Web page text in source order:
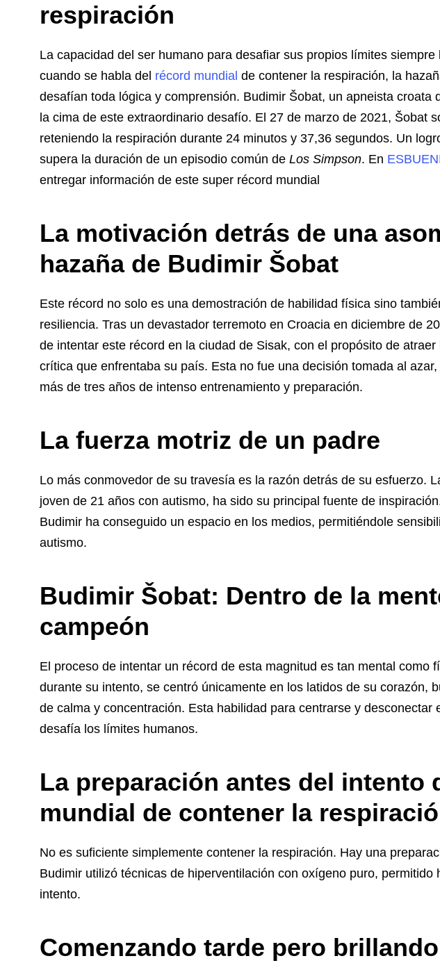
respiración
La capacidad del ser humano para desafiar sus propios límites
cuando se habla del récord mundial de contener la respiración, la
desafían toda lógica y comprensión. Budimir Šobat, un apneista croata
la cima de este extraordinario desafío. El 27 de marzo de 2021, Šobat
reteniendo la respiración durante 24 minutos y 37,36 segundos. Un
supera la duración de un episodio común de Los Simpson. En
entregar información de este super récord mundial
La motivación detrás de una
hazaña de Budimir Šobat
Este récord no solo es una demostración de habilidad física sino
resiliencia. Tras un devastador terremoto en Croacia en diciembre de
de intentar este récord en la ciudad de Sisak, con el propósito de
crítica que enfrentaba su país. Esta no fue una decisión tomada al
más de tres años de intenso entrenamiento y preparación.
La fuerza motriz de un padre
Lo más conmovedor de su travesía es la razón detrás de su esfuerzo.
joven de 21 años con autismo, ha sido su principal fuente de
Budimir ha conseguido un espacio en los medios, permitiéndole
autismo.
Budimir Šobat: Dentro de la
campeón
El proceso de intentar un récord de esta magnitud es tan mental como
durante su intento, se centró únicamente en los latidos de su corazón,
de calma y concentración. Esta habilidad para centrarse y desconectar
desafía los límites humanos.
La preparación antes del intento
mundial de contener la
No es suficiente simplemente contener la respiración. Hay una
Budimir utilizó técnicas de hiperventilación con oxígeno puro, permitido
intento.
Comenzando tarde pero